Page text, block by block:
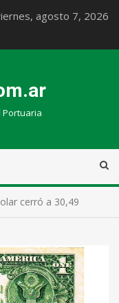
agosto 7, 2026
Portuaria
cerró a 30,49